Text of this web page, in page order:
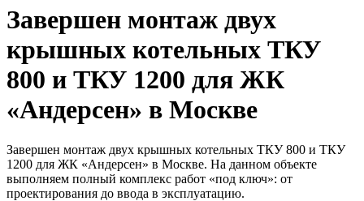
Завершен монтаж двух
крышных котельных ТКУ
800 и ТКУ 1200 для ЖК
«Андерсен» в Москве
Завершен монтаж двух крышных котельных ТКУ 800 и ТКУ
1200 для ЖК «Андерсен» в Москве. На данном объекте
выполняем полный комплекс работ «под ключ»: от
проектирования до ввода в эксплуатацию.